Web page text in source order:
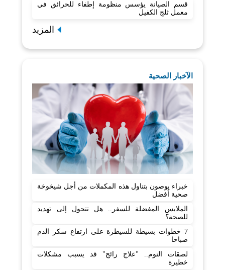
قسم الصيانة يؤسس منظومة إطفاء للحرائق في
معمل ثلج الكفيل
المزيد
الآخبار الصحية
خبراء يوصون بتناول هذه المكملات من أجل شيخوخة
صحية أفضل
الملابس المفضلة للسفر.. هل تتحول إلى تهديد
للصحة؟
7 خطوات بسيطة للسيطرة على ارتفاع سكر الدم
صباحا
لصقات النوم.. "علاج رائج" قد يسبب مشكلات
خطيرة